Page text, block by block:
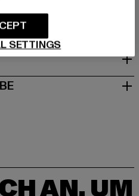
AN, UM
SETTINGS